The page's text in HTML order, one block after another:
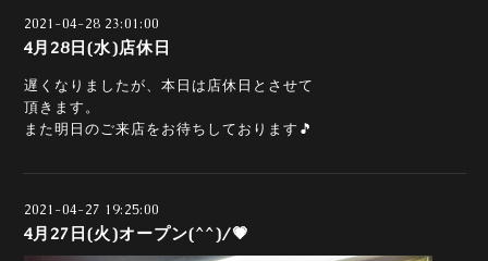
2021-04-28 23:01:00
4月28日(水)店休日
遅くなりましたが、本日は店休日とさせて
頂きます。
また明日のご来店をお待ちしております🎵
2021-04-27 19:25:00
4月27日(火)オープン(^^)/💗